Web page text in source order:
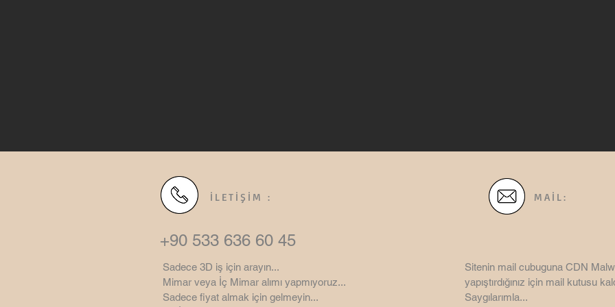
İLETİŞİM : MAİL:
+90 533 636 60 45
Sadece 3D iş için arayın...
Mimar veya İç Mimar alımı yapmıyoruz...
Sadece fiyat almak için gelmeyin...
Sitenin mail cubuguna CDN
yapıştırdığınız için mail kutusu
Saygılarımla...